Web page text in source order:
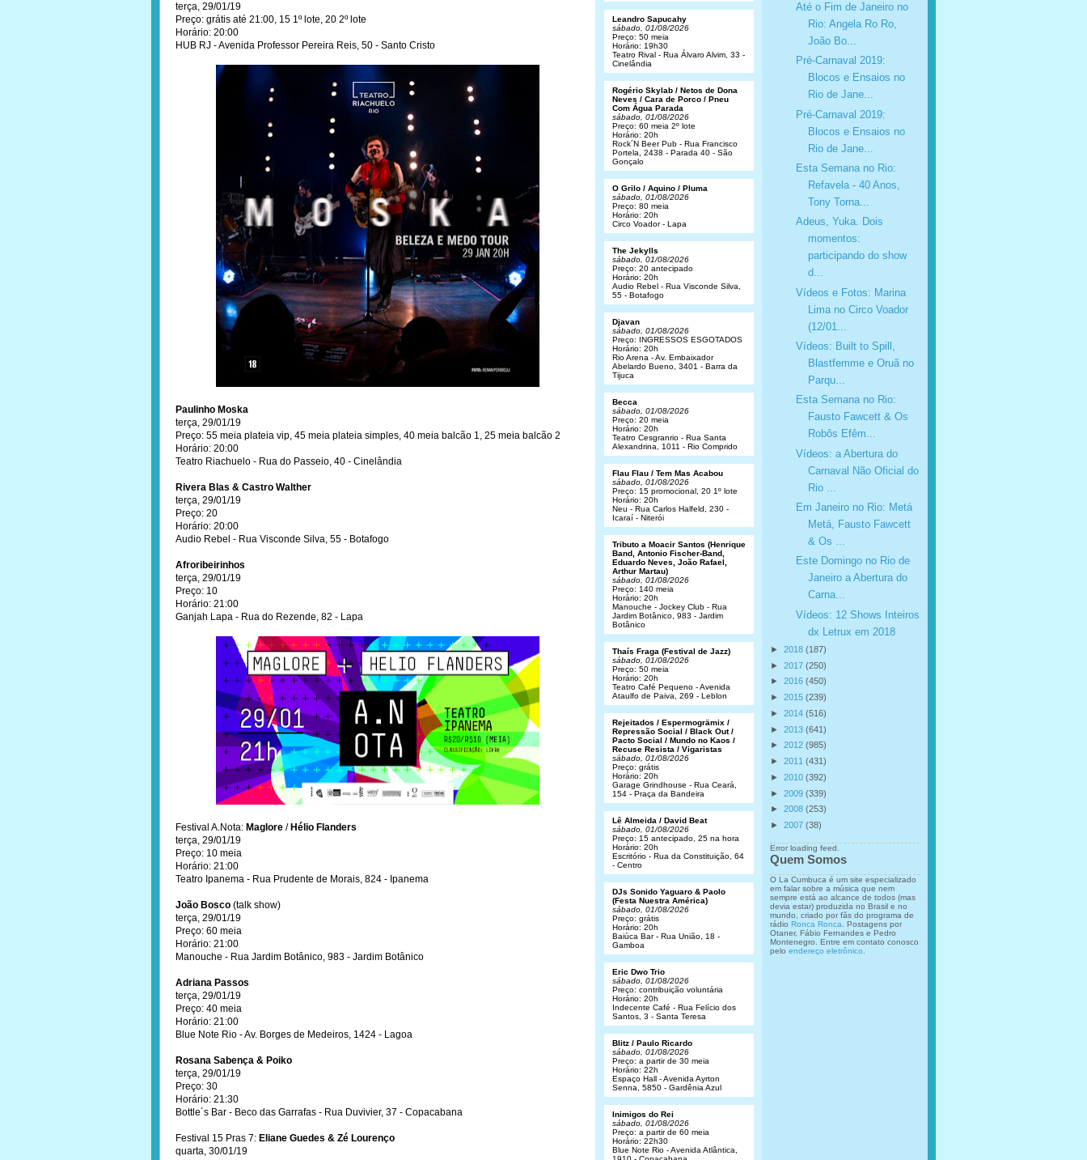
terça, 29/01/19
Preço: grátis até 21:00, 15 1º lote, 20 2º lote
Horário: 20:00
HUB RJ - Avenida Professor Pereira Reis, 50 - Santo Cristo
Paulinho Moska
terça, 29/01/19
Preço: 55 meia plateia vip, 45 meia plateia simples, 40 meia balcão 1, 25 meia balcão 2
Horário: 20:00
Teatro Riachuelo - Rua do Passeio, 40 - Cinelândia
Rivera Blas & Castro Walther
terça, 29/01/19
Preço: 20
Horário: 20:00
Audio Rebel - Rua Visconde Silva, 55 - Botafogo
Afroribeirinhos
terça, 29/01/19
Preço: 10
Horário: 21:00
Ganjah Lapa - Rua do Rezende, 82 - Lapa
Festival A.Nota: Maglore / Hélio Flanders
terça, 29/01/19
Preço: 10 meia
Horário: 21:00
Teatro Ipanema - Rua Prudente de Morais, 824 - Ipanema
João Bosco (talk show)
terça, 29/01/19
Preço: 60 meia
Horário: 21:00
Manouche - Rua Jardim Botânico, 983 - Jardim Botânico
Adriana Passos
terça, 29/01/19
Preço: 40 meia
Horário: 21:00
Blue Note Rio - Av. Borges de Medeiros, 1424 - Lagoa
Rosana Sabença & Poiko
terça, 29/01/19
Preço: 30
Horário: 21:30
Bottle´s Bar - Beco das Garrafas - Rua Duvivier, 37 - Copacabana
Festival 15 Pras 7: Eliane Guedes & Zé Lourenço
quarta, 30/01/19
Até o Fim de Janeiro no
Rio: Angela Ro Ro,
João Bo...
Pré-Carnaval 2019:
Blocos e Ensaios no
Rio de Jane...
Pré-Carnaval 2019:
Blocos e Ensaios no
Rio de Jane...
Esta Semana no Rio:
Refavela - 40 Anos,
Tony Torna...
Adeus, Yuka. Dois
momentos:
participando do show
d...
Vídeos e Fotos: Marina
Lima no Circo Voador
(12/01...
Vídeos: Built to Spill,
Blastfemme e Oruã no
Parqu...
Esta Semana no Rio:
Fausto Fawcett & Os
Robôs Efêm...
Vídeos: a Abertura do
Carnaval Não Oficial do
Rio ...
Em Janeiro no Rio: Metá
Metá, Fausto Fawcett
& Os ...
Este Domingo no Rio de
Janeiro a Abertura do
Carna...
Vídeos: 12 Shows Inteiros
dx Letrux em 2018
► 2018 (187)
► 2017 (250)
► 2016 (450)
► 2015 (239)
► 2014 (516)
► 2013 (641)
► 2012 (985)
► 2011 (431)
► 2010 (392)
► 2009 (339)
► 2008 (253)
► 2007 (38)
Error loading feed.
Quem Somos
O La Cumbuca é um site especializado
em falar sobre a música que nem
sempre está ao alcance de todos (mas
devia estar) produzida no Brasil e no
mundo, criado por fãs do programa de
rádio Ronca Ronca . Postagens por
Otaner, Fábio Fernandes e Pedro
Montenegro. Entre em contato conosco
pelo endereço eletrônico
Leandro Sapucahy
sábado, 01/08/2026
Preço: 50 meia
Horário: 19h30
Teatro Rival - Rua Álvaro Alvim, 33 -
Cinelândia
Rogério Skylab / Netos de Dona
Neves / Cara de Porco / Pneu
Com Água Parada
sábado, 01/08/2026
Preço: 60 meia 2º lote
Horário: 20h
Rock´N Beer Pub - Rua Francisco
Portela, 2438 - Parada 40 - São
Gonçalo
O Grilo / Aquino / Pluma
sábado, 01/08/2026
Preço: 80 meia
Horário: 20h
Circo Voador - Lapa
The Jekylls
sábado, 01/08/2026
Preço: 20 antecipado
Horário: 20h
Audio Rebel - Rua Visconde Silva,
55 - Botafogo
Djavan
sábado, 01/08/2026
Preço: INGRESSOS ESGOTADOS
Horário: 20h
Rio Arena - Av. Embaixador
Abelardo Bueno, 3401 - Barra da
Tijuca
Becca
sábado, 01/08/2026
Preço: 20 meia
Horário: 20h
Teatro Cesgranrio - Rua Santa
Alexandrina, 1011 - Rio Comprido
Flau Flau / Tem Mas Acabou
sábado, 01/08/2026
Preço: 15 promocional, 20 1º lote
Horário: 20h
Neu - Rua Carlos Halfeld, 230 -
Icaraí - Niterói
Tributo a Moacir Santos (Henrique
Band, Antonio Fischer-Band,
Eduardo Neves, João Rafael,
Arthur Martau)
sábado, 01/08/2026
Preço: 140 meia
Horário: 20h
Manouche - Jockey Club - Rua
Jardim Botânico, 983 - Jardim
Botânico
Thaís Fraga (Festival de Jazz)
sábado, 01/08/2026
Preço: 50 meia
Horário: 20h
Teatro Café Pequeno - Avenida
Ataulfo de Paiva, 269 - Leblon
Rejeitados / Espermogrämix /
Repressão Social / Black Out /
Pacto Social / Mundo no Kaos /
Recuse Resista / Vigaristas
sábado, 01/08/2026
Preço: grátis
Horário: 20h
Garage Grindhouse - Rua Ceará,
154 - Praça da Bandeira
Lê Almeida / David Beat
sábado, 01/08/2026
Preço: 15 antecipado, 25 na hora
Horário: 20h
Escritório - Rua da Constituição, 64
- Centro
DJs Sonido Yaguaro & Paolo
(Festa Nuestra América)
sábado, 01/08/2026
Preço: grátis
Horário: 20h
Baiúca Bar - Rua União, 18 -
Gamboa
Eric Dwo Trio
sábado, 01/08/2026
Preço: contribuição voluntária
Horário: 20h
Indecente Café - Rua Felício dos
Santos, 3 - Santa Teresa
Blitz / Paulo Ricardo
sábado, 01/08/2026
Preço: a partir de 30 meia
Horário: 22h
Espaço Hall - Avenida Ayrton
Senna, 5850 - Gardênia Azul
Inimigos do Rei
sábado, 01/08/2026
Preço: a partir de 60 meia
Horário: 22h30
Blue Note Rio - Avenida Atlântica,